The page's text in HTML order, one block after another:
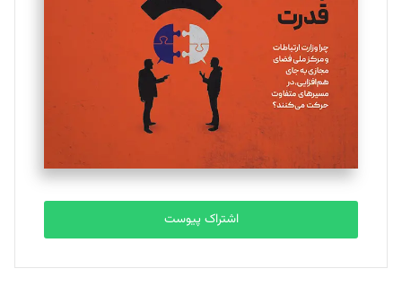
تحریریه
ملینا جعفری
تحریریه
مصطفی مسجدی آرانی
تحریریه
بابک نقاش
تحریریه
اشتراک پیوست